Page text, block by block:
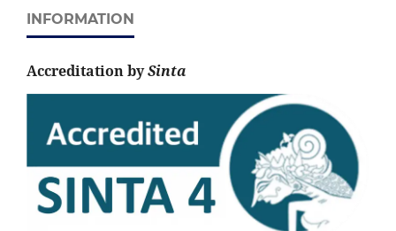
INFORMATION
Accreditation bySinta